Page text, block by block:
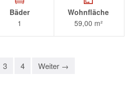
Bäder
1
Wohnfläche
59,00 m²
3 4 Weiter →